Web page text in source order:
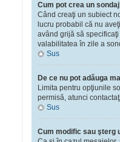
Cum pot crea un
Când creaţi un subiect
lucru probabil că nu
având grijă să
valabilitatea în zile a
Sus
De ce nu pot adăuga
Limita pentru opţiunile
permisă, atunci
Sus
Cum modific sau şterg